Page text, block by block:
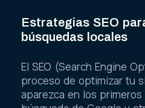
Estrategias SEO
búsquedas locales
El SEO (Search Engine
proceso de optimizar tu
aparezca en los